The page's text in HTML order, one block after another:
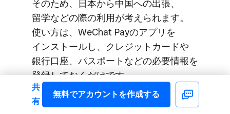
その​ため、​日本から​中国への​出張、​
留学などの​際の​利用が​考えられます。​
使い方は、​WeChat Payの​アプリを​
インストールし、​クレジットカードや​
銀行口座、​パスポートなどの​必要情報を​
登録しておくだけです。
Facebook
共
有
無料で​アカウントを​作成する